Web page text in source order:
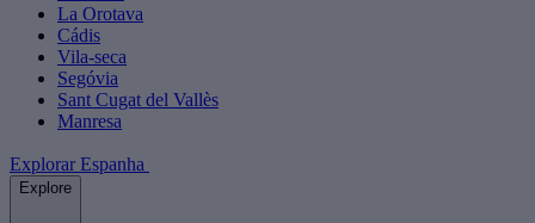
La Orotava
Cádis
Vila-seca
Segóvia
Sant Cugat del Vallès
Manresa
Explorar Espanha
Explore